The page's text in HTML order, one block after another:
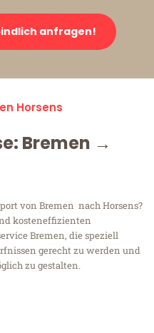
anfragen!
Horsens
Bremen →
von Bremen nach Horsens?
kosteneffizienten
Bremen, die speziell
gerecht zu werden und
zu gestalten.